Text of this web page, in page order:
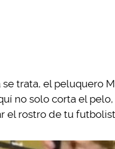
trata, el peluquero
no solo corta el
el rostro de tu